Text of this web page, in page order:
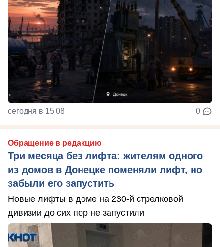
сегодня в 15:08 0
Обращение в редакцию
Три месяца без лифта: жителям одного
из домов в Донецке поменяли лифт, но
забыли его запустить
Новые лифты в доме на 230-й стрелковой
дивизии до сих пор не запустили